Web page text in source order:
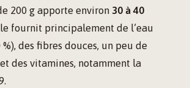
200 g apporte environ 30 à 40
fournit principalement de l’eau
des fibres douces, un peu de
des vitamines, notamment la